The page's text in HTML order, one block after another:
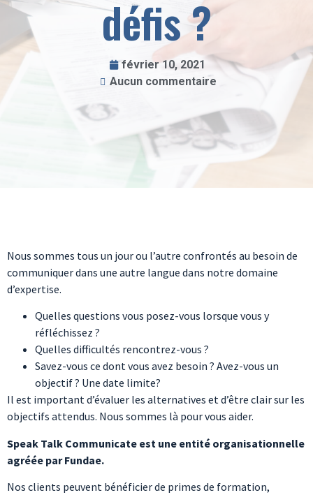
défis ?
février 10, 2021
Aucun commentaire
Nous sommes tous un jour ou l’autre confrontés au besoin de
communiquer dans une autre langue dans notre domaine
d’expertise.
Quelles questions vous posez-vous lorsque vous y
réfléchissez ?
Quelles difficultés rencontrez-vous ?
Savez-vous ce dont vous avez besoin ? Avez-vous un
objectif ? Une date limite?
Il est important d’évaluer les alternatives et d’être clair sur les
objectifs attendus. Nous sommes là pour vous aider.
Speak Talk Communicate est une entité organisationnelle
agréée par Fundae.
Nos clients peuvent bénéficier de primes de formation,